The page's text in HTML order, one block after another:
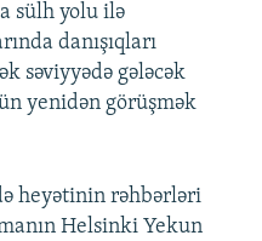
sülh yolu ilə
danışıqları
səviyyədə gələcək
yenidən görüşmək
heyətinin rəhbərləri
Helsinki Yekun